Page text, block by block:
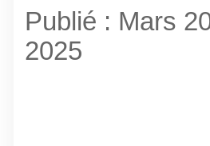
Publié : Mars
2025